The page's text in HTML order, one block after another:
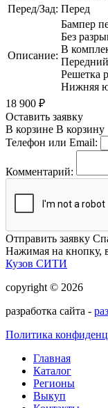
Перед/Зад: Перед
Описание:
Бампер
Без
В
Решетка
Нижняя
18 900 ₽
Оставить заявку
В корзине В корзину
Телефон или Email:
Комментарий:
Отправить заявку
Нажимая на кнопку,
Кузов СИТИ
copyright © 2026
разработка сайта -
Политика
Главная
Каталог
Регионы
Выкуп